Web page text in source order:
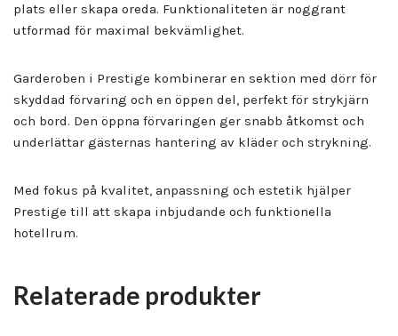
plats eller skapa oreda. Funktionaliteten är noggrant
utformad för maximal bekvämlighet.
Garderoben i Prestige kombinerar en sektion med dörr för
skyddad förvaring och en öppen del, perfekt för strykjärn
och bord. Den öppna förvaringen ger snabb åtkomst och
underlättar gästernas hantering av kläder och strykning.
Med fokus på kvalitet, anpassning och estetik hjälper
Prestige till att skapa inbjudande och funktionella
hotellrum.
Relaterade produkter